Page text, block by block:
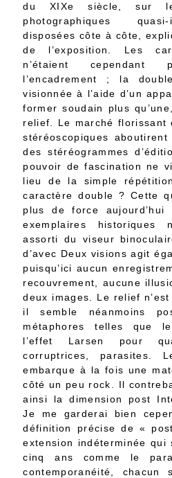
du XIXe siècle, sur
photographiques
disposées côte à côte,
de l’exposition. Les
n’étaient
l’encadrement ; la
visionnée à l’aide d’un
former soudain plus
relief. Le marché florissant
stéréoscopiques
des stéréogrammes
pouvoir de fascination ne
lieu de la simple
caractère double ? Cette
plus de force
exemplaires historiques
assorti du viseur
d’avec Deux visions agit
puisqu’ici aucun
recouvrement, aucune
deux images. Le relief
il semble néanmoins
métaphores telles que
l’effet Larsen pour
corruptrices, parasites.
embarque à la fois une
côté un peu rock. Il
ainsi la dimension post
Je me garderai bien
définition précise de «
extension indéterminée qui
cinq ans comme le
contemporanéité, chacun